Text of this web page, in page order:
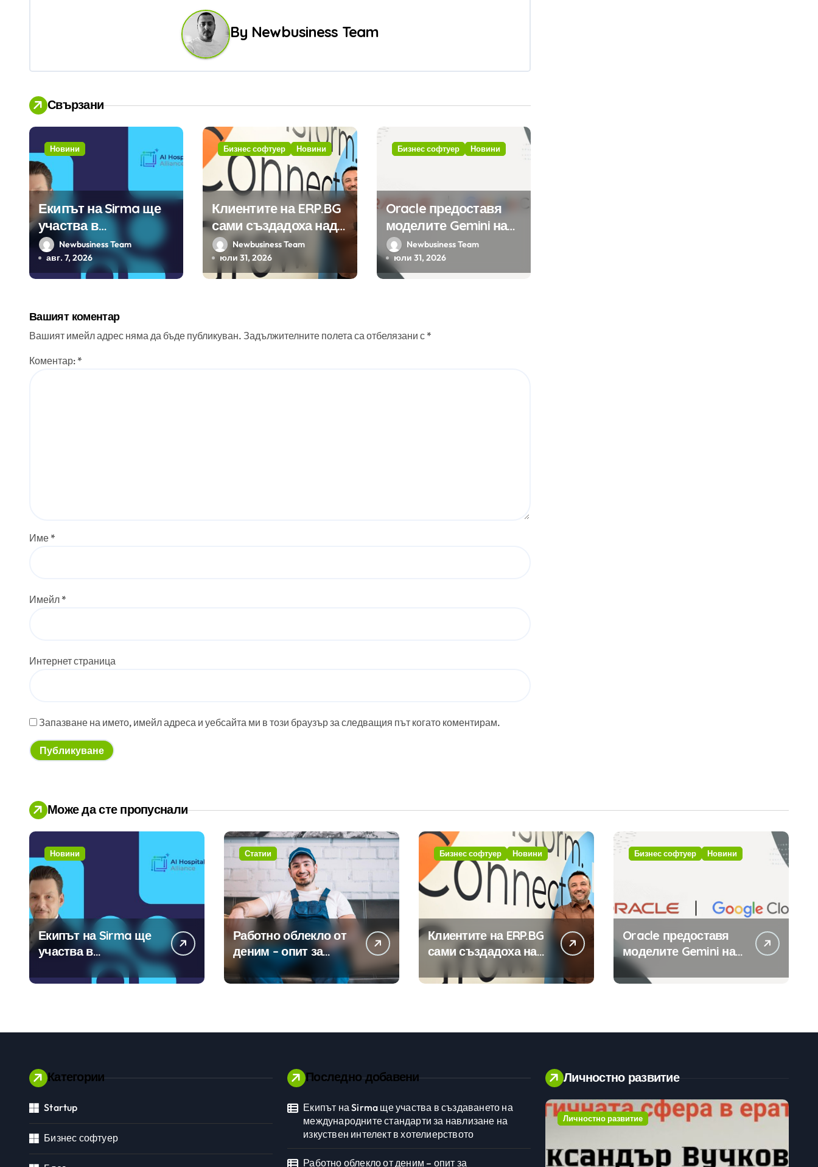
ц
и
я
By Newbusiness Team
Свързани
Новини
Екипът на Sirma ще
участва в
създаването на
международните
стандарти за
изкуствен интелект в
хотелиерството
Newbusiness Team
авг. 7, 2026
Бизнес софтуер Новини
Клиентите на ERP.BG
сами създадоха над
450 приложения за
ERP системата с
помощта на
Newbusiness Team
юли 31, 2026
Бизнес софтуер Новини
Oracle предоставя
моделите Gemini на
Google на хиляди
клиенти на бизнес
приложения
Newbusiness Team
юли 31, 2026
Вашият коментар
Вашият имейл адрес няма да бъде публикуван. Задължителните полета са отбелязани с *
Коментар: *
Име *
Имейл *
Интернет страница
Запазване на името, имейл адреса и уебсайта ми в този браузър за следващия път когато коментирам.
Може да сте пропуснали
Новини
Екипът на Sirma ще
участва в
създаването на
международните
изкуствен интелект в
Статии
Работно облекло от
деним – опит за
модернизиране на
традицията
Бизнес софтуер Новини
Клиентите на ERP.BG
сами създадоха над
ERP системата с
изкуствен интелект
Бизнес софтуер Новини
Oracle предоставя
моделите Gemini на
Google на хиляди
клиенти на бизнес
Категории
Startup
Бизнес софтуер
Последно добавени
Екипът на Sirma ще участва в създаването на
международните стандарти за навлизане на
изкуствен интелект в хотелиерството
Работно облекло от деним – опит за
Личностно развитие
Личностно развитие Личностно развитие